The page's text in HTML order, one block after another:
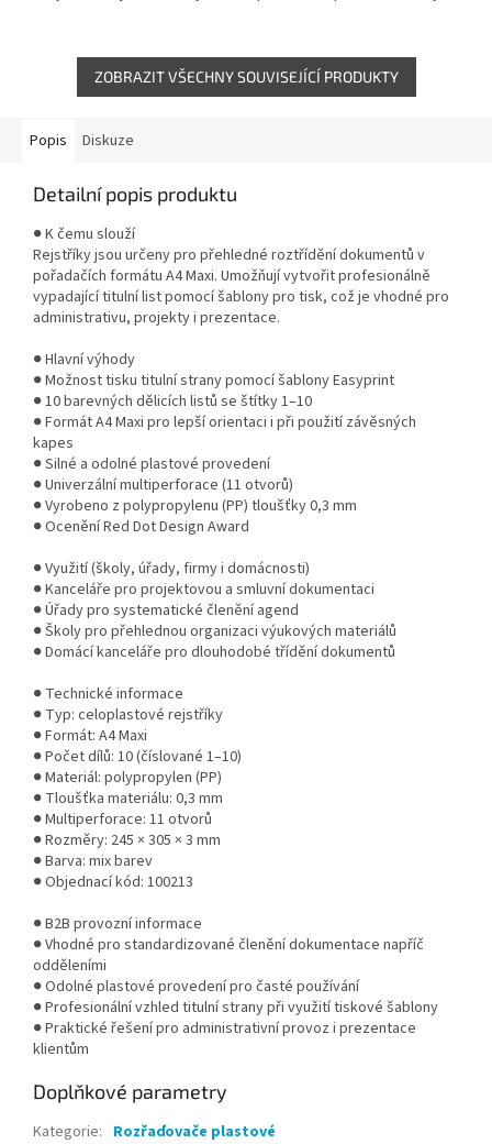
zajišťuje dlouhou...
ZOBRAZIT VŠECHNY SOUVISEJÍCÍ PRODUKTY
Popis Diskuze
Detailní popis produktu
● K čemu slouží
Rejstříky jsou určeny pro přehledné roztřídění dokumentů v
pořadačích formátu A4 Maxi. Umožňují vytvořit profesionálně
vypadající titulní list pomocí šablony pro tisk, což je vhodné pro
administrativu, projekty i prezentace.
● Hlavní výhody
● Možnost tisku titulní strany pomocí šablony Easyprint
● 10 barevných dělicích listů se štítky 1–10
● Formát A4 Maxi pro lepší orientaci i při použití závěsných
kapes
● Silné a odolné plastové provedení
● Univerzální multiperforace (11 otvorů)
● Vyrobeno z polypropylenu (PP) tloušťky 0,3 mm
● Ocenění Red Dot Design Award
● Využití (školy, úřady, firmy i domácnosti)
● Kanceláře pro projektovou a smluvní dokumentaci
● Úřady pro systematické členění agend
● Školy pro přehlednou organizaci výukových materiálů
● Domácí kanceláře pro dlouhodobé třídění dokumentů
● Technické informace
● Typ: celoplastové rejstříky
● Formát: A4 Maxi
● Počet dílů: 10 (číslované 1–10)
● Materiál: polypropylen (PP)
● Tloušťka materiálu: 0,3 mm
● Multiperforace: 11 otvorů
● Rozměry: 245 × 305 × 3 mm
● Barva: mix barev
● Objednací kód: 100213
● B2B provozní informace
● Vhodné pro standardizované členění dokumentace napříč
odděleními
● Odolné plastové provedení pro časté používání
● Profesionální vzhled titulní strany při využití tiskové šablony
● Praktické řešení pro administrativní provoz i prezentace
klientům
Doplňkové parametry
Kategorie: Rozřaďovače plastové